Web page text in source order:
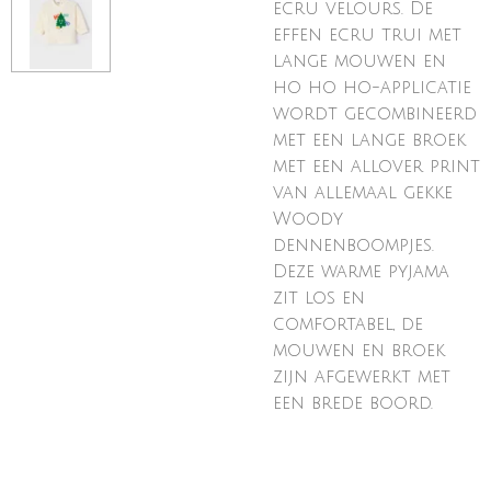
ecru velours. De
effen ecru trui met
lange mouwen en
ho ho ho-applicatie
wordt gecombineerd
met een lange broek
met een allover print
van allemaal gekke
Woody
dennenboompjes.
Deze warme pyjama
zit los en
comfortabel, de
mouwen en broek
zijn afgewerkt met
een brede boord.